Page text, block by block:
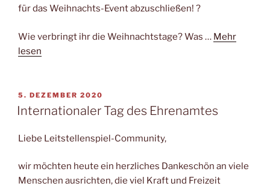
für das Weihnachts-Event abzuschließen! ?
Wie verbringt ihr die Weihnachtstage? Was … Mehr
lesen
VERÖFFENTLICHT
AM
5. DEZEMBER 2020
Internationaler Tag des Ehrenamtes
Liebe Leitstellenspiel-Community,
wir möchten heute ein herzliches Dankeschön an viele
Menschen ausrichten, die viel Kraft und Freizeit